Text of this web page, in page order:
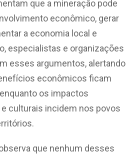
que a mineração pode
econômico, gerar
a economia local e
especialistas e organizações
esses argumentos, alertando
econômicos ficam
os impactos
culturais incidem nos povos
que nenhum desses